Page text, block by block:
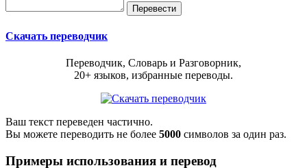
Скачать переводчик
Переводчик, Словарь и Разговорник,
20+ языков, избранные переводы.
Ваш текст переведен частично.
Вы можете переводить не более 5000 символов за один раз.
Примеры использования и перевод